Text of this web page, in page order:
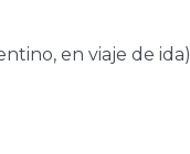
en viaje de ida)